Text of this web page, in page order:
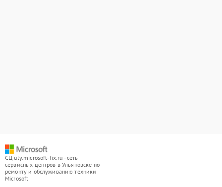
СЦ uly.microsoft-fix.ru - сеть
сервисных центров в Ульяновске по
ремонту и обслуживанию техники
Microsoft